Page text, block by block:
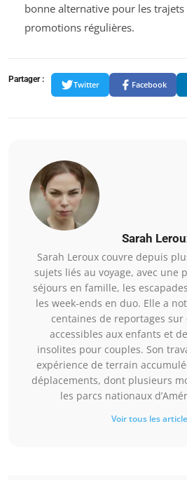
bonne alternative pour les trajets
promotions régulières.
Partager :
Twitter Facebook
Sarah
Sarah Leroux couvre depuis
sujets liés au voyage, avec une
séjours en famille, les
les week-ends en duo. Elle a
centaines de reportages
accessibles aux enfants et
insolites pour couples. Son
expérience de terrain
déplacements, dont plusieurs
les parcs nationaux
Voir tous les